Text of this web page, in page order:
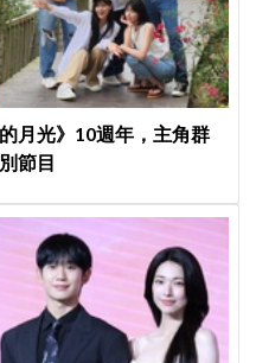
月光》10週年，主角群
節目